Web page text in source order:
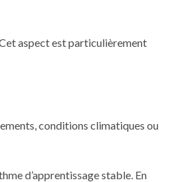
aspect est particulièrement
conditions climatiques ou
d’apprentissage stable. En